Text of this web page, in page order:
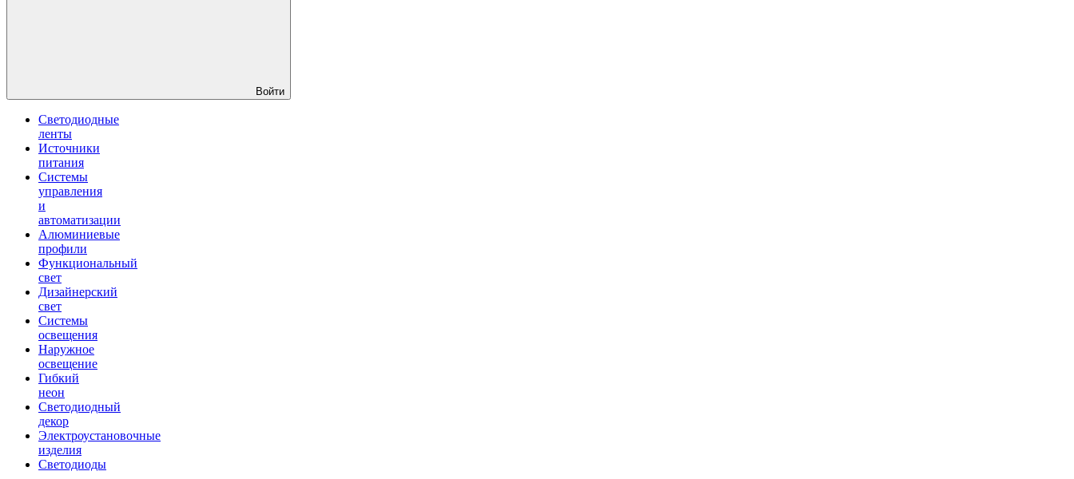
Войти
Светодиодные
ленты
Источники
питания
Системы
управления
и
автоматизации
Алюминиевые
профили
Функциональный
свет
Дизайнерский
свет
Системы
освещения
Наружное
освещение
Гибкий
неон
Светодиодный
декор
Электроустановочные
изделия
Светодиоды